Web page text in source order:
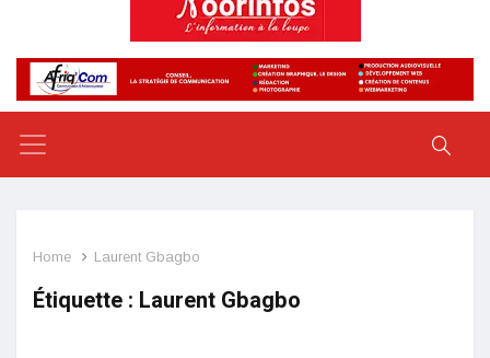
Home Laurent Gbagbo
Étiquette : Laurent Gbagbo